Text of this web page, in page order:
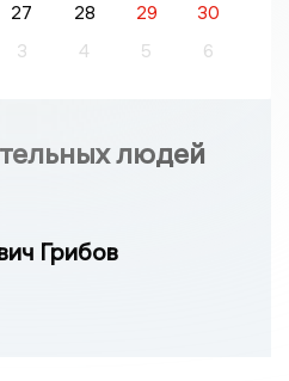
27 28 29
30
3 4 5 6
людей
Грибов